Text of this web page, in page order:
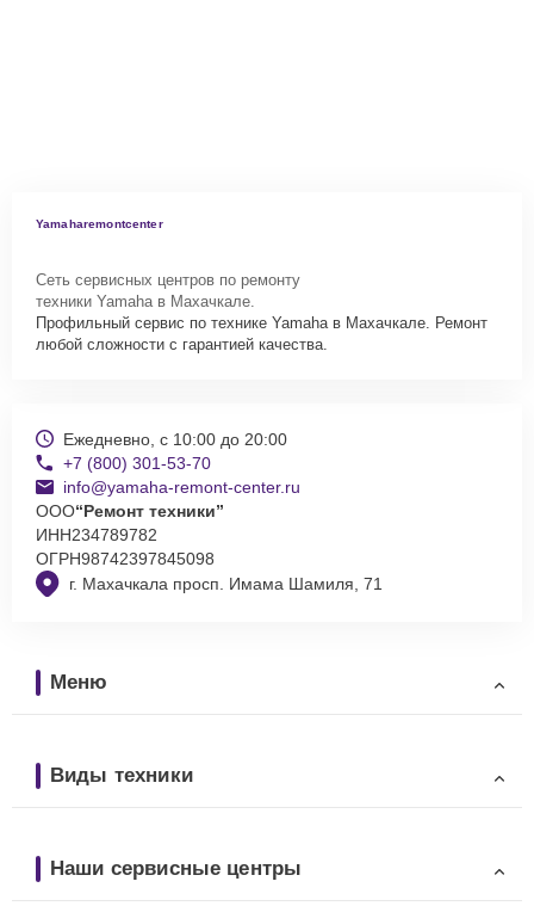
Yamaharemontcenter
Сеть сервисных центров по ремонту
техники Yamaha в Махачкале.
Профильный сервис по технике Yamaha в Махачкале. Ремонт
любой сложности с гарантией качества.
г. Махачкала просп. Имама Шамиля, 71
Ежедневно, с 10:00 до 20:00
+7 (800) 301-53-70
info@yamaha-remont-center.ru
ООО“Ремонт техники”
ИНН234789782
ОГРН98742397845098
Меню
Виды техники
Наши сервисные центры